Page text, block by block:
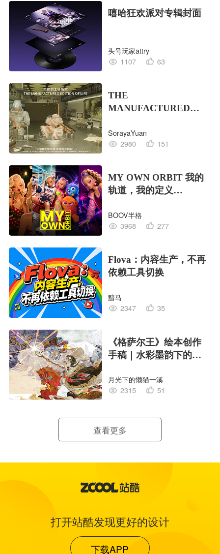
嘻哈狂欢派对专辑封面
头号玩家attry
1107
63
THE
MANUFACTURED
的工业版本
SorayaYuan
2980
151
MY OWN ORBIT 我的
轨道，我的定义
对
BOOV半格
3968
277
Flova：内容生产，不再
依赖工具切换
黯马
2347
35
《格萨尔王》绘本创作
手稿｜水彩墨韵下的史
月光下的懒猫一溪
2315
51
查看更多
打开站酷发现更好的设计
下载APP